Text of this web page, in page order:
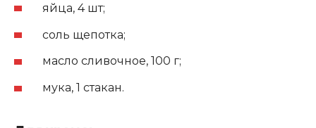
яйца, 4 шт;
соль щепотка;
масло сливочное, 100 г;
мука, 1 стакан.